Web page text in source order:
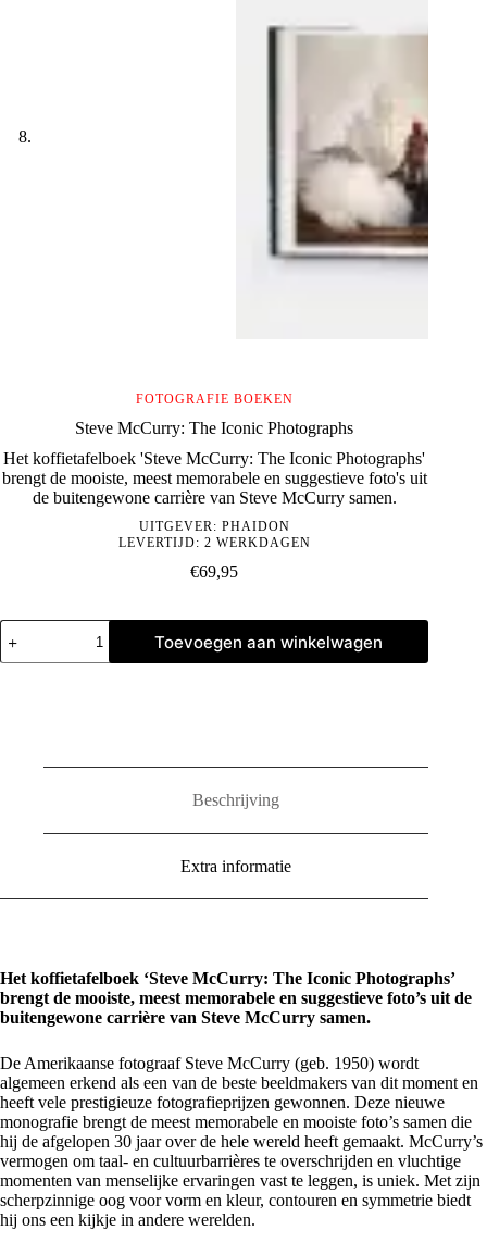
FOTOGRAFIE BOEKEN
Steve McCurry: The Iconic Photographs
Het koffietafelboek 'Steve McCurry: The Iconic Photographs'
brengt de mooiste, meest memorabele en suggestieve foto's uit
de buitengewone carrière van Steve McCurry samen.
UITGEVER: PHAIDON
LEVERTIJD: 2 WERKDAGEN
€69,95
Steve
McCurry:
The
Toevoegen aan winkelwagen
Beschrijving
Extra informatie
Het koffietafelboek ‘Steve McCurry: The Iconic Photographs’
brengt de mooiste, meest memorabele en suggestieve foto’s uit de
buitengewone carrière van Steve McCurry samen.
De Amerikaanse fotograaf Steve McCurry (geb. 1950) wordt
algemeen erkend als een van de beste beeldmakers van dit moment en
heeft vele prestigieuze fotografieprijzen gewonnen. Deze nieuwe
monografie brengt de meest memorabele en mooiste foto’s samen die
hij de afgelopen 30 jaar over de hele wereld heeft gemaakt. McCurry’s
vermogen om taal- en cultuurbarrières te overschrijden en vluchtige
momenten van menselijke ervaringen vast te leggen, is uniek. Met zijn
scherpzinnige oog voor vorm en kleur, contouren en symmetrie biedt
hij ons een kijkje in andere werelden.